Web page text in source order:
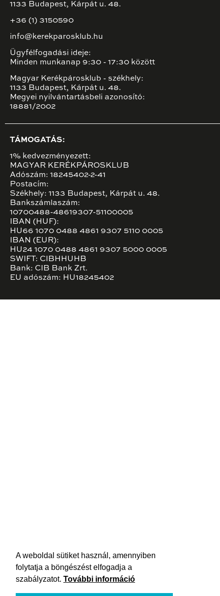
A weboldal sütiket használ, amennyiben
folytatja a böngészést elfogadja a
szabályzatot. További információ
1133 Budapest, Kárpát u. 48.
+36 (1) 3150590
info@kerekparosklub.hu
Ügyfélfogadási ideje:
Minden munkanap 9:30 - 17:30 között
Magyar Kerékpárosklub - székhely:
1133 Budapest, Kárpát u. 48.
Megyei nyilvántartásbeli azonosító:
18881/2002
TÁMOGATÁS:
1% kedvezményezett:
MAGYAR KERÉKPÁROSKLUB
Adószám: 18245402-2-41
Postacím:
Székhely: 1133 Budapest, Kárpát u. 48.
Bankszámlaszám:
10700488-48619307-51100005
IBAN (HUF):
HU66 1070 0488 4861 9307 5110 0005
IBAN (EUR):
HU24 1070 0488 4861 9307 5000 0005
SWIFT: CIBHHUHB
Bank: CIB Bank Zrt.
EU adószám: HU18245402